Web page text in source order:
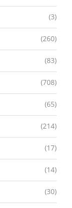
(3)
(260)
(83)
(708)
(65)
(214)
(17)
(14)
(30)